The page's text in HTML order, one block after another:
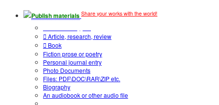
Publish materials Share your works with the world!
Article, research, review
Book
Fiction prose or poetry
Personal journal entry
Photo Documents
Files: PDF\DOC\RAR\ZIP etc.
Biography
An audiobook or other audio file